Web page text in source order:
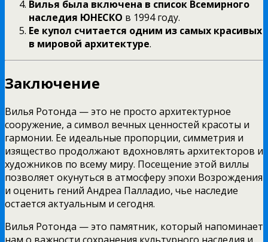
Вилья была включена в список Всемирного
наследия ЮНЕСКО в 1994 году.
Ее купол считается одним из самых красивых
в мировой архитектуре.
Заключение
Вилья Ротонда — это не просто архитектурное
сооружение, а символ вечных ценностей красоты и
гармонии. Ее идеальные пропорции, симметрия и
изящество продолжают вдохновлять архитекторов и
художников по всему миру. Посещение этой виллы
позволяет окунуться в атмосферу эпохи Возрождения
и оценить гений Андреа Палладио, чье наследие
остается актуальным и сегодня.
Вилья Ротонда — это памятник, который напоминает